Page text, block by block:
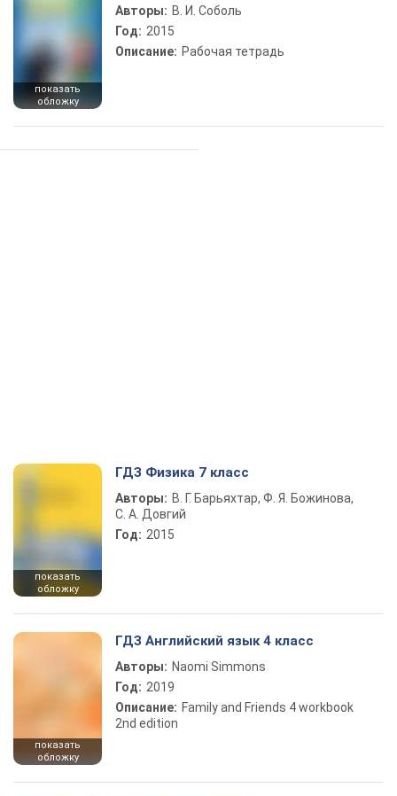
показать
обложку
Авторы: В. И. Соболь
Год: 2015
Описание: Рабочая тетрадь
показать
обложку
ГДЗ Физика 7 класс
Авторы: В. Г. Барьяхтар, Ф. Я. Божинова,
С. А. Довгий
Год: 2015
показать
обложку
ГДЗ Английский язык 4 класс
Авторы: Naomi Simmons
Год: 2019
Описание: Family and Friends 4 workbook
2nd edition